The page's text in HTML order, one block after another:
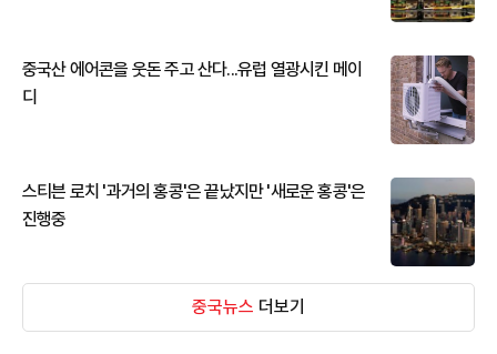
중국산 에어콘을 웃돈 주고 산다...유럽 열광시킨 메이
디
스티븐 로치 '과거의 홍콩'은 끝났지만 '새로운 홍콩'은
진행중
중국뉴스 더보기